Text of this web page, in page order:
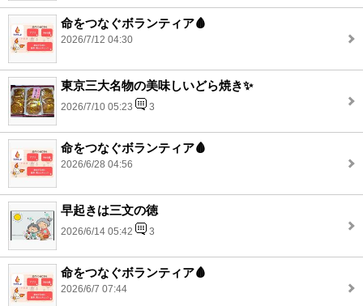
命をつなぐボランティア🩸
2026/7/12 04:30
東京三大名物の美味しいどら焼き✨
2026/7/10 05:23 3
命をつなぐボランティア🩸
2026/6/28 04:56
早起きは三文の徳
2026/6/14 05:42 3
命をつなぐボランティア🩸
2026/6/7 07:44